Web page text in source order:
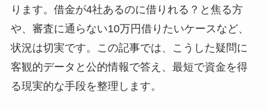
ります。借金が4社あるのに借りれる？と焦る方
や、審査に通らない10万円借りたいケースなど、
状況は切実です。この記事では、こうした疑問に
客観的データと公的情報で答え、最短で資金を得
る現実的な手段を整理します。